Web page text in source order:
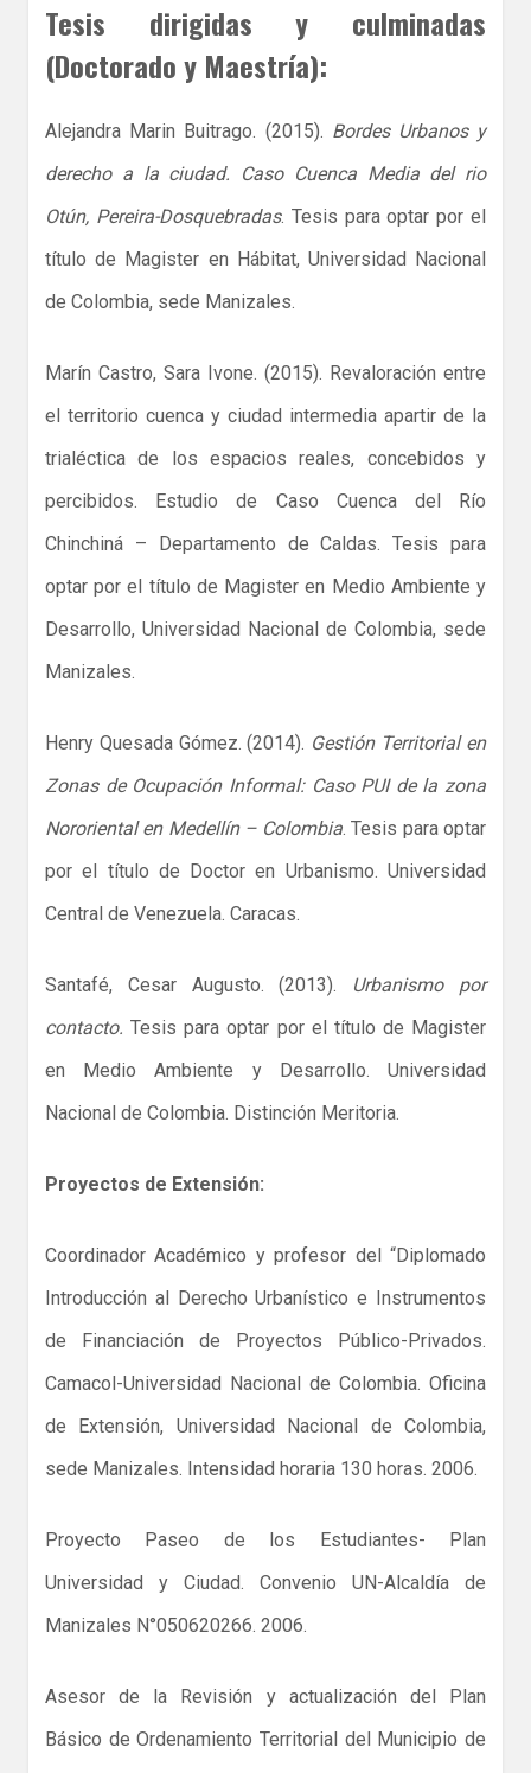
Tesis dirigidas y culminadas
(Doctorado y Maestría):
Alejandra Marin Buitrago. (2015). Bordes Urbanos y
derecho a la ciudad. Caso Cuenca Media del rio
Otún, Pereira-Dosquebradas. Tesis para optar por el
título de Magister en Hábitat, Universidad Nacional
de Colombia, sede Manizales.
Marín Castro, Sara Ivone. (2015). Revaloración entre
el territorio cuenca y ciudad intermedia apartir de la
trialéctica de los espacios reales, concebidos y
percibidos. Estudio de Caso Cuenca del Río
Chinchiná – Departamento de Caldas. Tesis para
optar por el título de Magister en Medio Ambiente y
Desarrollo, Universidad Nacional de Colombia, sede
Manizales.
Henry Quesada Gómez. (2014). Gestión Territorial en
Zonas de Ocupación Informal: Caso PUI de la zona
Nororiental en Medellín – Colombia. Tesis para optar
por el título de Doctor en Urbanismo. Universidad
Central de Venezuela. Caracas.
Santafé, Cesar Augusto. (2013). Urbanismo por
contacto.Tesis para optar por el título de Magister
en Medio Ambiente y Desarrollo. Universidad
Nacional de Colombia. Distinción Meritoria.
Proyectos de Extensión:
Coordinador Académico y profesor del “Diplomado
Introducción al Derecho Urbanístico e Instrumentos
de Financiación de Proyectos Público-Privados.
Camacol-Universidad Nacional de Colombia. Oficina
de Extensión, Universidad Nacional de Colombia,
sede Manizales. Intensidad horaria 130 horas. 2006.
Proyecto Paseo de los Estudiantes- Plan
Universidad y Ciudad. Convenio UN-Alcaldía de
Manizales N°050620266. 2006.
Asesor de la Revisión y actualización del Plan
Básico de Ordenamiento Territorial del Municipio de